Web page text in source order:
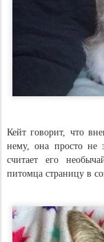
Кейт говорит, что
нему, она просто не
считает его
питомца страницу в